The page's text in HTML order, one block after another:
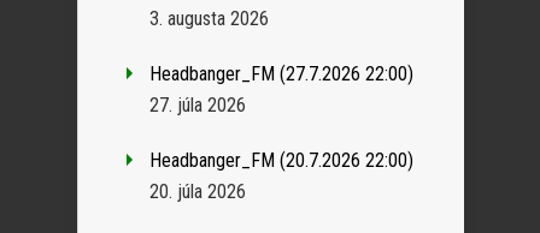
3. augusta 2026
Headbanger_FM (27.7.2026 22:00)
27. júla 2026
Headbanger_FM (20.7.2026 22:00)
20. júla 2026